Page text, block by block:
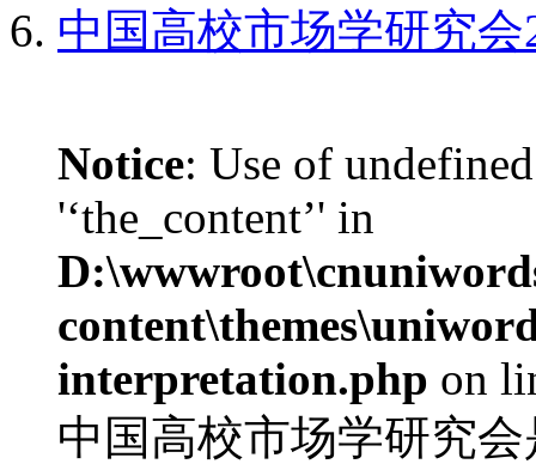
中国高校市场学研究会
Notice: Use of
'‘the_content’' in
interpretation.php on
中国高校市场学研究